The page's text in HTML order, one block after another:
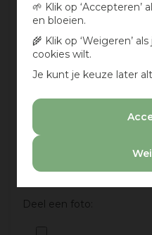
🌱 Klik op ‘Accepteren’
en bloeien.
🌾 Klik op ‘Weigeren’
cookies wilt.
Je kunt je keuze later
Deel een foto:
Deel een foto:
Deel een foto:
Deel een foto: